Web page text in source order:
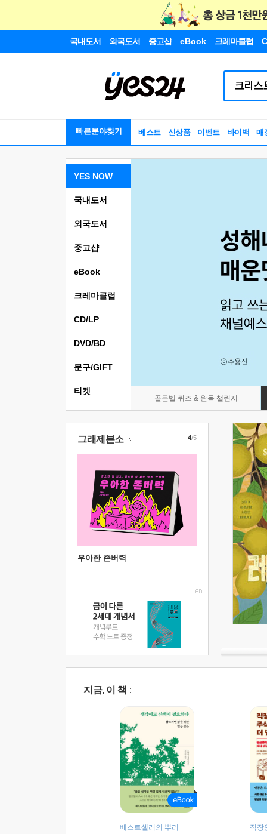
국내도서 외국도서 중고샵 eBook 크레마클럽
빠른분야찾기 베스트 신상품 이벤트 바이백 매
YES NOW
골든벨 퀴즈 & 완독 챌린지
국내도서
외국도서
중고샵
eBook
크레마클럽
CD/LP
DVD/BD
문구/GIFT
티켓
그래제본소
우아한 존버력
4/5
지금, 이 책
베스트셀러의 뿌리 직장